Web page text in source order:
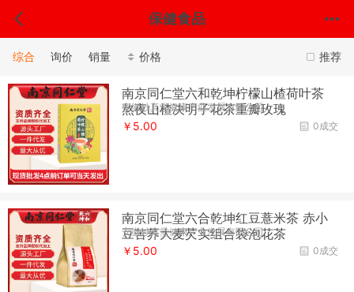
保健食品
推荐
综合 询价 销量 价格
南京同仁堂六和乾坤柠檬山楂荷叶茶
熬夜山楂决明子花茶重瓣玫瑰
安徽妙真堂健康产业发展有限公司
0成交
￥5.00
南京同仁堂六合乾坤红豆薏米茶 赤小
豆苦荞大麦芡实组合袋泡花茶
安徽妙真堂健康产业发展有限公司
0成交
￥5.00